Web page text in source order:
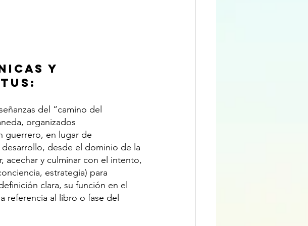
y
del “camino del
organizados
guerrero, en lugar de
desde el dominio de la
acechar y culminar con el intento,
estrategia) para
clara, su función en el
referencia al libro o fase del